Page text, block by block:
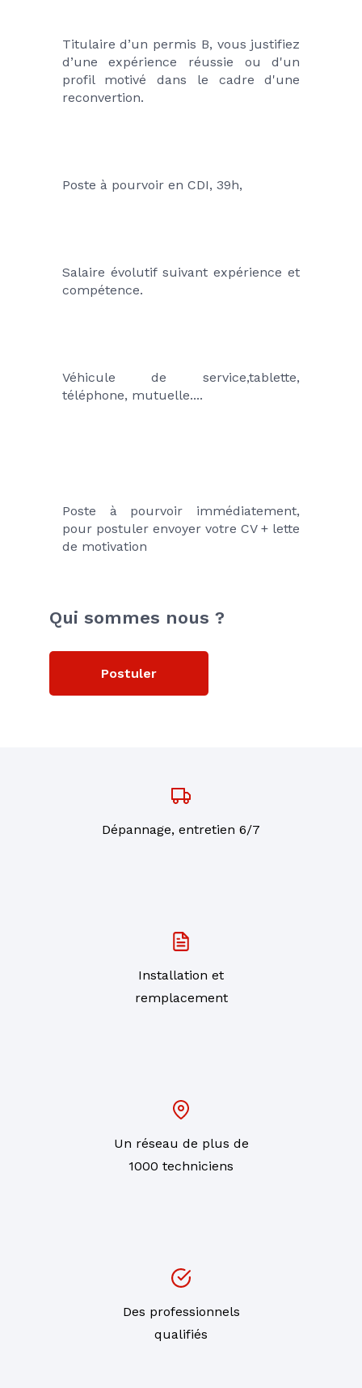
Titulaire d’un permis B, vous justifiez
d’une expérience réussie ou d'un
profil motivé dans le cadre d'une
reconvertion.
Poste à pourvoir en CDI, 39h,
Salaire évolutif suivant expérience et
compétence.
Véhicule de service,tablette,
téléphone, mutuelle....
Poste à pourvoir immédiatement,
pour postuler envoyer votre CV + lette
de motivation
Qui sommes nous ?
Postuler
Dépannage, entretien 6/7
Installation et
remplacement
Un réseau de plus de
1000 techniciens
Des professionnels
qualifiés